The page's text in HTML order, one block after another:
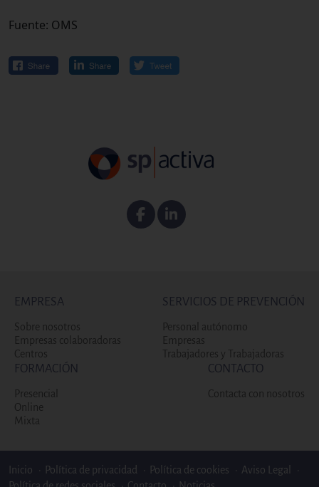
Fuente: OMS
FacebookLinkedin
EMPRESA
Sobre nosotros
Empresas colaboradoras
Centros
SERVICIOS DE PREVENCIÓN
Personal autónomo
Empresas
Trabajadores y Trabajadoras
FORMACIÓN
Presencial
Online
Mixta
CONTACTO
Contacta con nosotros
Enlaces bottom footer
Inicio Política de privacidad Política de cookies
Aviso Legal